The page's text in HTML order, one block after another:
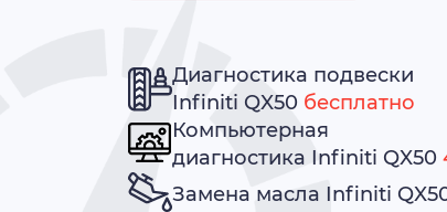
Диагностика подвески
Infiniti QX50 бесплатно
Компьютерная
диагностика Infiniti QX50
Замена масла Infiniti